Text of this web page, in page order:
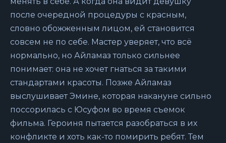
после очередной процедуры с красным,
словно обожженным лицом, ей становится
совсем не по себе. Мастер уверяет, что всё
нормально, но Айламаз только сильнее
понимает: она не хочет гнаться за такими
стандартами красоты. Позже Айламаз
выслушивает Эмине, которая накануне сильно
поссорилась с Юсуфом во время съемок
фильма. Героиня пытается разобраться в их
конфликте и хоть как-то помирить ребят. Тем